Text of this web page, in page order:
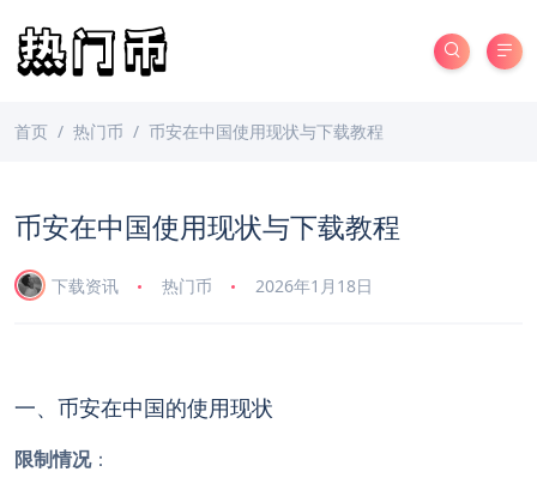
首页 热门币 币安在中国使用现状与下载教程
币安在中国使用现状与下载教程
下载资讯 热门币 2026年1月18日
一、币安在中国的使用现状
限制情况：